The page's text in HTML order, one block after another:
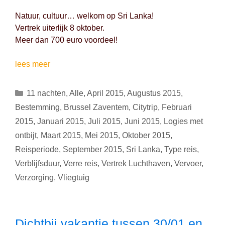
Natuur, cultuur… welkom op Sri Lanka!
Vertrek uiterlijk 8 oktober.
Meer dan 700 euro voordeel!
lees meerRondreis
Lanka:
11
nachten
vanaf
1049
euro
met
Categorieën
11 nachten, Alle, April 2015, Augustus 2015,
Bestemming, Brussel Zaventem, Citytrip, Februari
2015, Januari 2015, Juli 2015, Juni 2015, Logies met
ontbijt, Maart 2015, Mei 2015, Oktober 2015,
Reisperiode, September 2015, Sri Lanka, Type reis,
Verblijfsduur, Verre reis, Vertrek Luchthaven, Vervoer,
Verzorging, Vliegtuig